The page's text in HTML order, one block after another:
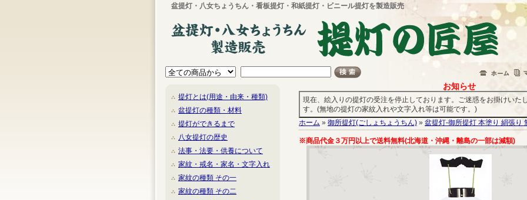
盆提灯・八女ちょうちん・看板提灯・和紙提灯・ビニール提灯を製造販売
提灯とは(用途・由来・種類)
盆提灯の種類・材料
提灯ができるまで
八女提灯の歴史
法事・法要・供養について
家紋・戒名・家名・文字入れ
家紋の種類 その一
家紋の種類 その二
お知らせ
現在、絵入りの提灯の受注を停止しております。ご迷惑をお掛けいた
す。(無地の提灯の家紋入れや文字入れ等は可能です。)
ホーム » 御所提灯(ごしょちょうちん) » 盆提灯-御所提灯 本塗り 絹張り
※商品代金３万円以上で送料無料(北海道・沖縄・離島の一部は減額)